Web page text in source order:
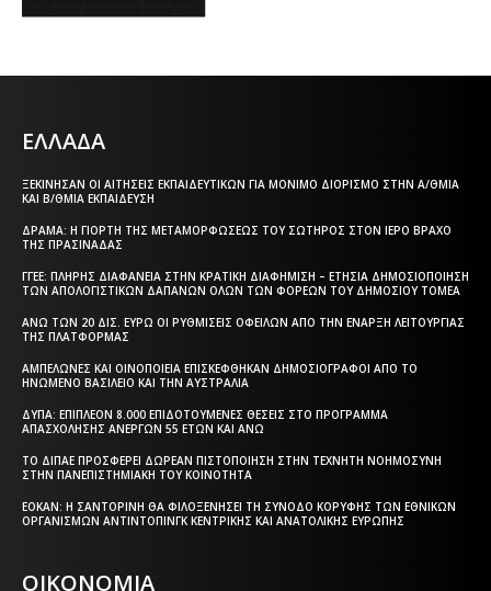
ΕΛΛΑΔΑ
ΞΕΚΊΝΗΣΑΝ ΟΙ ΑΙΤΉΣΕΙΣ ΕΚΠΑΙΔΕΥΤΙΚΏΝ ΓΙΑ ΜΌΝΙΜΟ ΔΙΟΡΙΣΜΌ ΣΤΗΝ Α/ΘΜΙΑ
ΚΑΙ Β/ΘΜΙΑ ΕΚΠΑΊΔΕΥΣΗ
ΔΡΆΜΑ: Η ΓΙΟΡΤΉ ΤΗΣ ΜΕΤΑΜΟΡΦΏΣΕΩΣ ΤΟΥ ΣΩΤΉΡΟΣ ΣΤΟΝ ΙΕΡΌ ΒΡΆΧΟ
ΤΗΣ ΠΡΑΣΙΝΆΔΑΣ
ΓΓΕΕ: ΠΛΉΡΗΣ ΔΙΑΦΆΝΕΙΑ ΣΤΗΝ ΚΡΑΤΙΚΉ ΔΙΑΦΉΜΙΣΗ – EΤΉΣΙΑ ΔΗΜΟΣΙΟΠΟΊΗΣΗ
ΤΩΝ ΑΠΟΛΟΓΙΣΤΙΚΏΝ ΔΑΠΑΝΏΝ ΌΛΩΝ ΤΩΝ ΦΟΡΈΩΝ ΤΟΥ ΔΗΜΟΣΊΟΥ ΤΟΜΈΑ
ΆΝΩ ΤΩΝ 20 ΔΙΣ. ΕΥΡΏ ΟΙ ΡΥΘΜΊΣΕΙΣ ΟΦΕΙΛΏΝ ΑΠΌ ΤΗΝ ΈΝΑΡΞΗ ΛΕΙΤΟΥΡΓΊΑΣ
ΤΗΣ ΠΛΑΤΦΌΡΜΑΣ
ΑΜΠΕΛΏΝΕΣ ΚΑΙ ΟΙΝΟΠΟΙΕΊΑ ΕΠΙΣΚΈΦΘΗΚΑΝ ΔΗΜΟΣΙΟΓΡΆΦΟΙ ΑΠΌ ΤΟ
ΗΝΩΜΈΝΟ ΒΑΣΊΛΕΙΟ ΚΑΙ ΤΗΝ ΑΥΣΤΡΑΛΊΑ
ΔΥΠΑ: ΕΠΙΠΛΈΟΝ 8.000 ΕΠΙΔΟΤΟΎΜΕΝΕΣ ΘΈΣΕΙΣ ΣΤΟ ΠΡΌΓΡΑΜΜΑ
ΑΠΑΣΧΌΛΗΣΗΣ ΑΝΈΡΓΩΝ 55 ΕΤΏΝ ΚΑΙ ΆΝΩ
ΤΟ ΔΙΠΑΕ ΠΡΟΣΦΈΡΕΙ ΔΩΡΕΆΝ ΠΙΣΤΟΠΟΊΗΣΗ ΣΤΗΝ ΤΕΧΝΗΤΉ ΝΟΗΜΟΣΎΝΗ
ΣΤΗΝ ΠΑΝΕΠΙΣΤΗΜΙΑΚΉ ΤΟΥ ΚΟΙΝΌΤΗΤΑ
ΕΟΚΑΝ: Η ΣΑΝΤΟΡΊΝΗ ΘΑ ΦΙΛΟΞΕΝΉΣΕΙ ΤΗ ΣΎΝΟΔΟ ΚΟΡΥΦΉΣ ΤΩΝ ΕΘΝΙΚΏΝ
ΟΡΓΑΝΙΣΜΏΝ ΑΝΤΙΝΤΌΠΙΝΓΚ ΚΕΝΤΡΙΚΉΣ ΚΑΙ ΑΝΑΤΟΛΙΚΉΣ ΕΥΡΏΠΗΣ
ΟΙΚΟΝΟΜΙΑ